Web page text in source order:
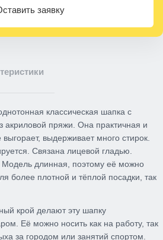
заявку
классическая шапка с
акриловой пряжи. Она практичная и
выдерживает много стирок.
Связана лицевой гладью.
Модель длинная, поэтому её можно
более плотной и тёплой посадки, так
крой делают эту шапку
Её можно носить как на работу, так
за городом или занятий спортом.